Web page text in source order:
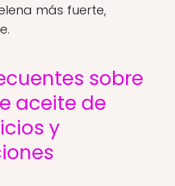
más fuerte,
sobre
aceite de
y